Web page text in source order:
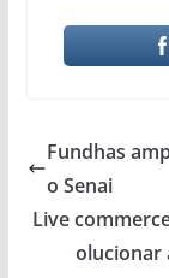
Fundhas
o Senai
Live
olucionar